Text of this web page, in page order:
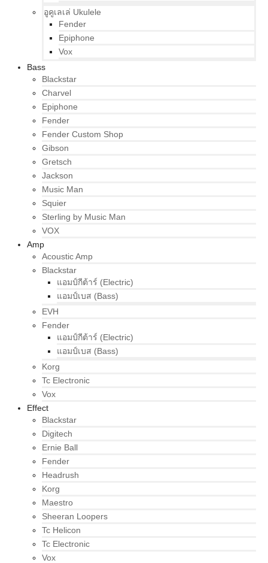
อูคูเลเล่ Ukulele
Fender
Epiphone
Vox
Bass
Blackstar
Charvel
Epiphone
Fender
Fender Custom Shop
Gibson
Gretsch
Jackson
Music Man
Squier
Sterling by Music Man
VOX
Amp
Acoustic Amp
Blackstar
แอมป์กีต้าร์ (Electric)
แอมป์เบส (Bass)
EVH
Fender
แอมป์กีต้าร์ (Electric)
แอมป์เบส (Bass)
Korg
Tc Electronic
Vox
Effect
Blackstar
Digitech
Ernie Ball
Fender
Headrush
Korg
Maestro
Sheeran Loopers
Tc Helicon
Tc Electronic
Vox